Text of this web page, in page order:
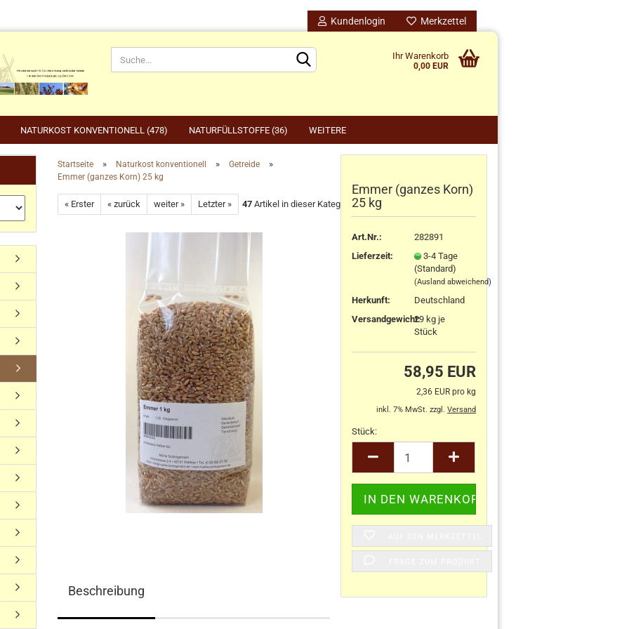
Kundenlogin
Konto erstellen
Passwort vergessen?
Merkzettel
Ihr Warenkorb
0,00 EUR
NATURKOST KONVENTIONELL (478) NATURFÜLLSTOFFE (36) WEITERE
& Winterfütterung
Compo
Grillen, Grillbedarf, Holzkohle
benido kreativ anzeigen
Geschenke
Startseite » Naturkost konventionell » Getreide »
Emmer (ganzes Korn) 25 kg
« Erster « zurück weiter » Letzter » 47 Artikel in dieser Kategorie
Emmer (ganzes Korn)
25 kg
Art.Nr.:
282891
Lieferzeit:
3-4 Tage
(Standard)
(Ausland abweichend)
Herkunft:
Deutschland
Versandgewicht:
29kg je
Stück
58,95 EUR
2,36 EUR pro kg
inkl. 7% MwSt. zzgl. Versand
Stück:
Stück
Beschreibung